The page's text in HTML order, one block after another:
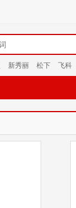
新秀丽 松下 飞科